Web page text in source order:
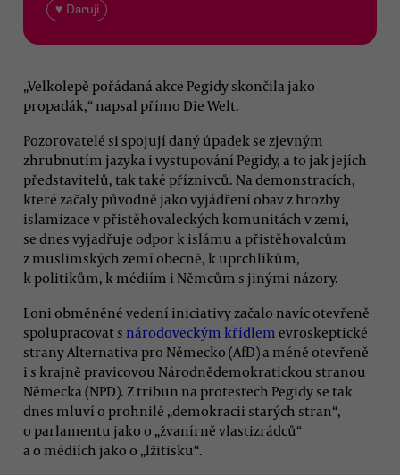
♥ Daruji
„Velkolepě pořádaná akce Pegidy skončila jako
propadák,“ napsal přímo Die Welt.
Pozorovatelé si spojují daný úpadek se zjevným
zhrubnutím jazyka i vystupování Pegidy, a to jak jejích
představitelů, tak také příznivců. Na demonstracích,
které začaly původně jako vyjádření obav z hrozby
islamizace v přistěhovaleckých komunitách v zemi,
se dnes vyjadřuje odpor k islámu a přistěhovalcům
z muslimských zemí obecně, k uprchlíkům,
k politikům, k médiím i Němcům s jinými názory.
Loni obměněné vedení iniciativy začalo navíc otevřeně
spolupracovat s národoveckým křídlem evroskeptické
strany Alternativa pro Německo (AfD) a méně otevřeně
i s krajně pravicovou Národnědemokratickou stranou
Německa (NPD). Z tribun na protestech Pegidy se tak
dnes mluví o prohnilé „demokracii starých stran“,
o parlamentu jako o „žvanírně vlastizrádců“
a o médiích jako o „lžitisku“.